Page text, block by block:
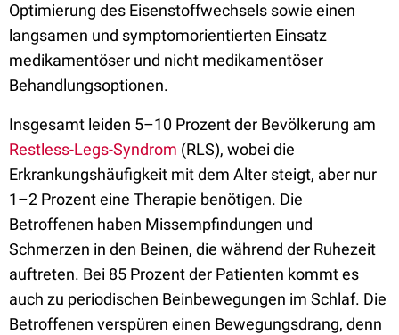
Optimierung des Eisenstoffwechsels sowie einen
langsamen und symptomorientierten Einsatz
medikamentöser und nicht medikamentöser
Behandlungsoptionen.
Insgesamt leiden 5–10 Prozent der Bevölkerung am
Restless-Legs-Syndrom (RLS), wobei die
Erkrankungshäufigkeit mit dem Alter steigt, aber nur
1–2 Prozent eine Therapie benötigen. Die
Betroffenen haben Missempfindungen und
Schmerzen in den Beinen, die während der Ruhezeit
auftreten. Bei 85 Prozent der Patienten kommt es
auch zu periodischen Beinbewegungen im Schlaf. Die
Betroffenen verspüren einen Bewegungsdrang, denn